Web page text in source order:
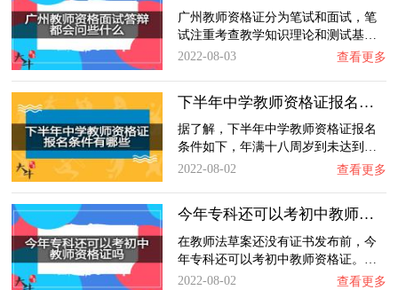
广州教师资格证分为笔试和面试，笔
试注重考查教学知识理论和测试基…
2022-08-03
查看更多
下半年中学教师资格证报名条件有哪些？
据了解，下半年中学教师资格证报名
条件如下，年满十八周岁到未达到…
2022-08-02
查看更多
今年专科还可以考初中教师资格证吗？
在教师法草案还没有证书发布前，今
年专科还可以考初中教师资格证。…
2022-08-02
查看更多